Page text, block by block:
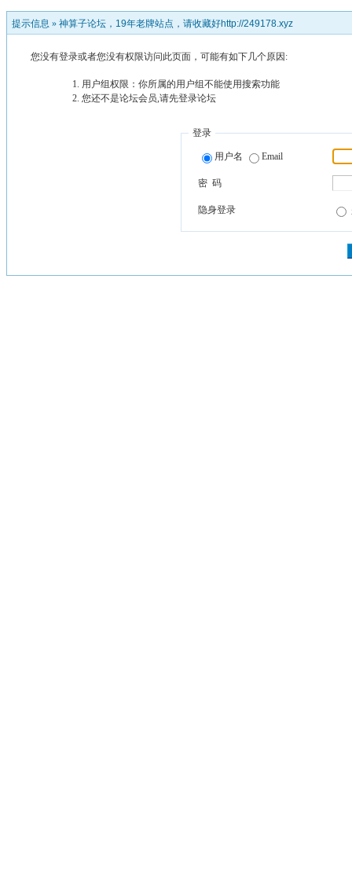
提示信息 » 神算子论坛，19年老牌站点，请收藏好http://249178.xyz
您没有登录或者您没有权限访问此页面，可能有如下几个原因:
用户组权限：你所属的用户组不能使用搜索功能
您还不是论坛会员,请先登录论坛
登录
用户名 Email
密 码
隐身登录